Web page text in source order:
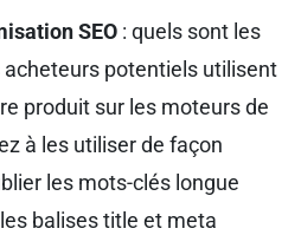
SEO : quels sont les
acheteurs potentiels utilisent
produit sur les moteurs de
à les utiliser de façon
les mots-clés longue
balises title et meta